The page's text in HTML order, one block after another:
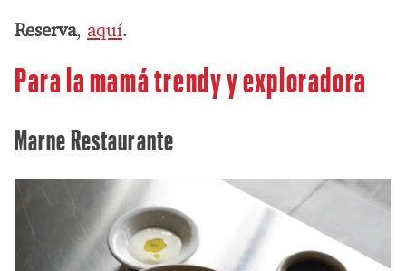
Reserva, aquí.
Para la mamá trendy y exploradora
Marne Restaurante